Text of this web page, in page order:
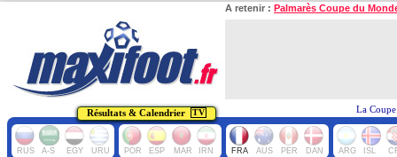
A retenir : Palmarès Coupe du
Résultats & Calendrier TV La
RUS A-S EGY URU POR ESP MAR IRN FRA AUS PER DAN ARG ISL